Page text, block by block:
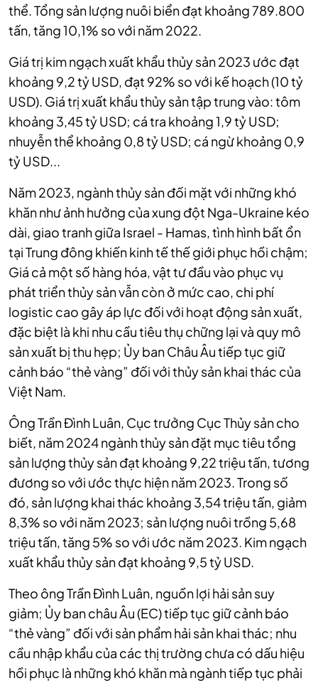
thể. Tổng sản lượng nuôi biển đạt khoảng 789.800
tấn, tăng 10,1% so với năm 2022.
Giá trị kim ngạch xuất khẩu thủy sản 2023 ước đạt
khoảng 9,2 tỷ USD, đạt 92% so với kế hoạch (10 tỷ
USD). Giá trị xuất khẩu thủy sản tập trung vào: tôm
khoảng 3,45 tỷ USD; cá tra khoảng 1,9 tỷ USD;
nhuyễn thể khoảng 0,8 tỷ USD; cá ngừ khoảng 0,9
tỷ USD...
Năm 2023, ngành thủy sản đối mặt với những khó
khăn như ảnh hưởng của xung đột Nga-Ukraine kéo
dài, giao tranh giữa Israel - Hamas, tình hình bất ổn
tại Trung đông khiến kinh tế thế giới phục hồi chậm;
Giá cả một số hàng hóa, vật tư đầu vào phục vụ
phát triển thủy sản vẫn còn ở mức cao, chi phí
logistic cao gây áp lực đối với hoạt động sản xuất,
đặc biệt là khi nhu cầu tiêu thụ chững lại và quy mô
sản xuất bị thu hẹp; Ủy ban Châu Âu tiếp tục giữ
cảnh báo “thẻ vàng” đối với thủy sản khai thác của
Việt Nam.
Ông Trần Đình Luân, Cục trưởng Cục Thủy sản cho
biết, năm 2024ngành thủy sản đặt mục tiêu tổng
sản lượng thủy sản đạt khoảng 9,22 triệu tấn, tương
đương so với ước thực hiện năm 2023. Trong số
đó, sản lượng khai thác khoảng 3,54 triệu tấn, giảm
8,3% so với năm 2023; sản lượng nuôi trồng 5,68
triệu tấn, tăng 5% so với ước năm 2023. Kim ngạch
xuất khẩu thủy sản đạt khoảng 9,5 tỷ USD.
Theo ông Trần Đình Luân, nguồn lợi hải sản suy
giảm; Ủy ban châu Âu (EC) tiếp tục giữ cảnh báo
“thẻ vàng” đối với sản phẩm hải sản khai thác; nhu
cầu nhập khẩu của các thị trường chưa có dấu hiệu
hồi phục là những khó khăn mà ngành tiếp tục phải